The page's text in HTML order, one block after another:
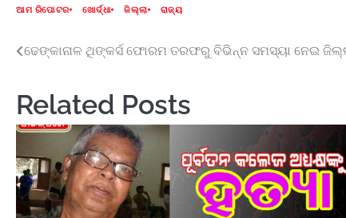
ଆମ ରିପୋଟର ଖୋର୍ଦ୍ଧା ଜିଲ୍ଲା ରାଜ୍ୟ
Post
ଢେଙ୍କାନାଳ ଥିଙ୍କର୍ସ ଫୋରମ ତରଫରୁ ବିଭିନ୍ନ ସମସ୍ୟା ନେଇ
Related Posts